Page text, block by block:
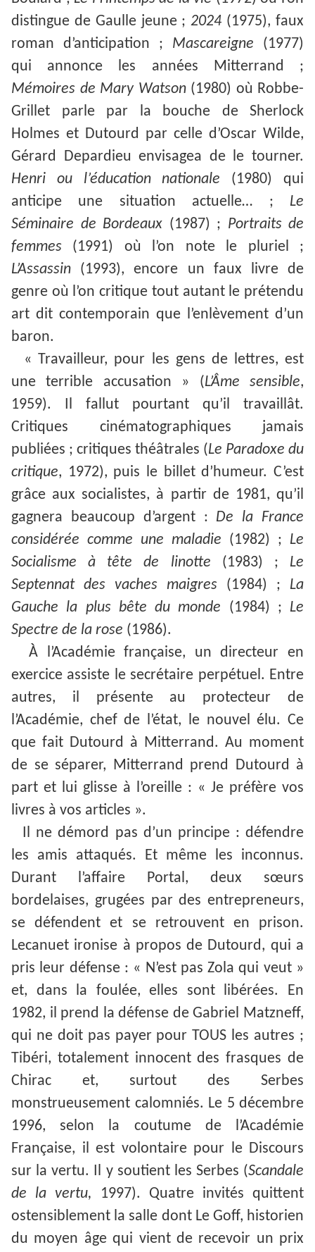
distingue de Gaulle jeune ;2024 (1975), faux
roman d’anticipation ; Mascareigne (1977)
qui annonce les années Mitterrand ;
Mémoires de Mary Watson(1980) où Robbe-
Grillet parle par la bouche de Sherlock
Holmes et Dutourd par celle d’Oscar Wilde,
Gérard Depardieu envisagea de le tourner.
Henri ou l’éducation
nationale (1980) qui
anticipe une situation actuelle… ; Le
Séminaire de Bordeaux (1987) ; Portraits de
femmes (1991) où l’on note le pluriel ;
L’Assassin (1993), encore un faux livre de
genre où l’on critique tout autant le prétendu
art dit contemporain que l’enlèvement d’un
baron.
« Travailleur, pour les gens de lettres, est
une terrible accusation » (L’Âme sensible,
1959). Il fallut pourtant qu’il travaillât.
Critiques cinématographiques jamais
publiées ; critiques théâtrales (Le Paradoxe du
critique, 1972), puis le billet d’humeur. C’est
grâce aux socialistes, à partir de 1981, qu’il
gagnera beaucoup d’argent : De la France
considérée comme une maladie (1982) ; Le
Socialisme à tête de linotte (1983) ; Le
Septennat des vaches maigres (1984) ; La
Gauche la plus bête du monde (1984) ; Le
Spectre de la rose (1986).
À l’Académie française, un directeur en
exercice assiste le secrétaire perpétuel. Entre
autres, il présente au protecteur de
l’Académie, chef de l’état, le nouvel élu. Ce
que fait Dutourd à Mitterrand. Au moment
de se séparer, Mitterrand prend Dutourd à
part et lui glisse à l’oreille : « Je préfère vos
livres à vos articles ».
Il ne démord pas d’un principe : défendre
les amis attaqués. Et même les inconnus.
Durant l’affaire Portal, deux sœurs
bordelaises, grugées par des entrepreneurs,
se défendent et se retrouvent en prison.
Lecanuet ironise à propos de Dutourd, qui a
pris leur défense : « N’est pas Zola qui veut »
et, dans la foulée, elles sont libérées. En
1982, il prend la défense de Gabriel Matzneff,
qui ne doit pas payer pour TOUS les autres ;
Tibéri, totalement innocent des frasques de
Chirac et, surtout des Serbes
monstrueusement calomniés. Le 5 décembre
1996, selon la coutume de l’Académie
Française, il est volontaire pour le Discours
sur la vertu. Il y soutient les Serbes (Scandale
de la vertu, 1997). Quatre invités quittent
ostensiblement la salle dont Le Goff, historien
du moyen âge qui vient de recevoir un prix